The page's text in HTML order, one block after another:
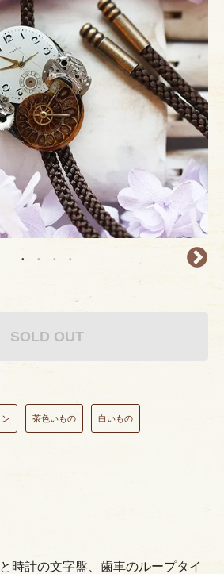
SOLD OUT
茶色いもの 白いもの
時計の文字盤、歯車のループタイ